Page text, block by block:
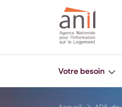
Aller à la navigation principale
Aller menu pied de page
Votre besoin